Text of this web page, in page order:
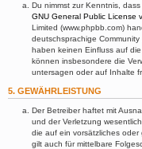
Du nimmst zur Kenntnis,
GNU General Public License
Limited (www.phpbb.com)
deutschsprachige
haben keinen Einfluss auf
können insbesondere die
untersagen oder auf Inhalte
5. GEWÄHRLEISTUNG
Der Betreiber haftet mit
und der Verletzung
die auf ein vorsätzliches oder
gilt auch für mittelbare